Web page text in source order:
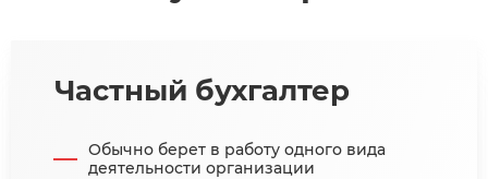
- адвокаты, частные нотариусы, арбитражные
управляющие, медиаторы и оценщики
Самозанятость можно совмещать с другими
Частный бухгалтер
Обычно берет в работу одного вида
деятельности организации